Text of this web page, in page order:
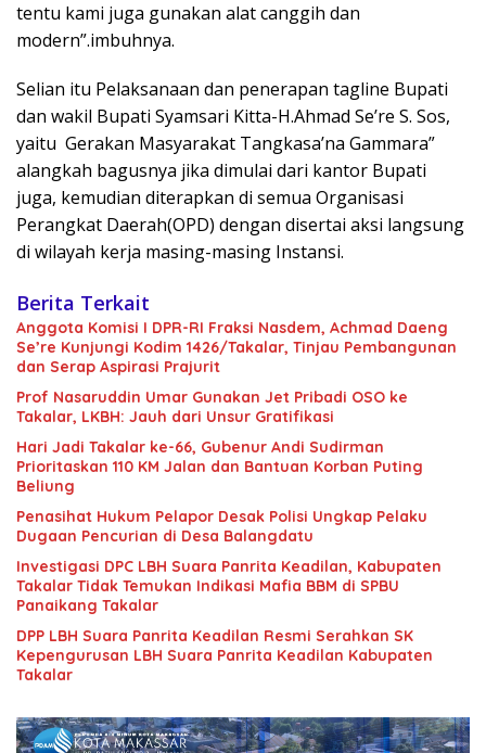
tentu kami juga gunakan alat canggih dan
modern”.imbuhnya.
Selian itu Pelaksanaan dan penerapan tagline Bupati
dan wakil Bupati Syamsari Kitta-H.Ahmad Se’re S. Sos,
yaitu Gerakan Masyarakat Tangkasa’na Gammara”
alangkah bagusnya jika dimulai dari kantor Bupati
juga, kemudian diterapkan di semua Organisasi
Perangkat Daerah(OPD) dengan disertai aksi langsung
di wilayah kerja masing-masing Instansi.
Berita Terkait
Anggota Komisi I DPR-RI Fraksi Nasdem, Achmad Daeng
Se’re Kunjungi Kodim 1426/Takalar, Tinjau Pembangunan
dan Serap Aspirasi Prajurit
Prof Nasaruddin Umar Gunakan Jet Pribadi OSO ke
Takalar, LKBH: Jauh dari Unsur Gratifikasi
Hari Jadi Takalar ke-66, Gubenur Andi Sudirman
Prioritaskan 110 KM Jalan dan Bantuan Korban Puting
Beliung
Penasihat Hukum Pelapor Desak Polisi Ungkap Pelaku
Dugaan Pencurian di Desa Balangdatu
Investigasi DPC LBH Suara Panrita Keadilan, Kabupaten
Takalar Tidak Temukan Indikasi Mafia BBM di SPBU
Panaikang Takalar
DPP LBH Suara Panrita Keadilan Resmi Serahkan SK
Kepengurusan LBH Suara Panrita Keadilan Kabupaten
Takalar